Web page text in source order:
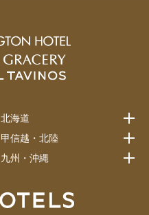
北海道
甲信越・北陸
九州・沖縄